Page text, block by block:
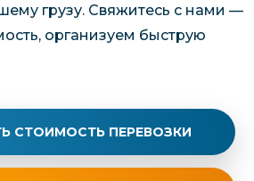
грузу. Свяжитесь с нами —
организуем быструю
СТОИМОСТЬ ПЕРЕВОЗКИ